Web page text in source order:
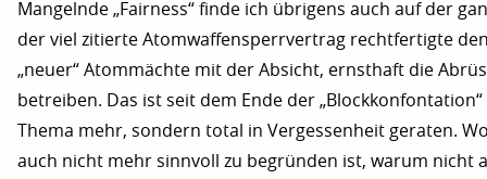
Mangelnde „Fairness“ finde ich übrigens auch auf der
der viel zitierte Atomwaffensperrvertrag rechtfertigte
„neuer“ Atommächte mit der Absicht, ernsthaft die
betreiben. Das ist seit dem Ende der
Thema mehr, sondern total in Vergessenheit geraten.
auch nicht mehr sinnvoll zu begründen ist, warum nicht